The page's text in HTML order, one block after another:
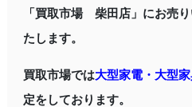
「買取市場 柴田店」にお売
たします。
買取市場では大型家電・大型
定をしております。